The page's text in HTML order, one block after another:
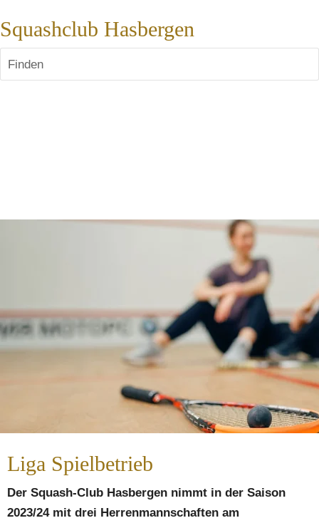
Squashclub Hasbergen
Finden
Liga Spielbetrieb
Der Squash-Club Hasbergen nimmt in der Saison
2023/24 mit drei Herrenmannschaften am